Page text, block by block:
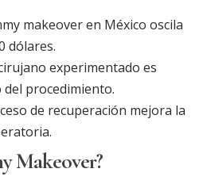
makeover en México oscila
dólares.
experimentado es
procedimiento.
de recuperación mejora la
Makeover?